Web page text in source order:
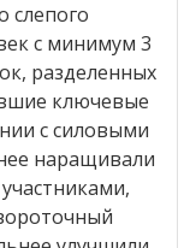
слепого
с минимум 3
разделенных
ключевые
с силовыми
наращивали